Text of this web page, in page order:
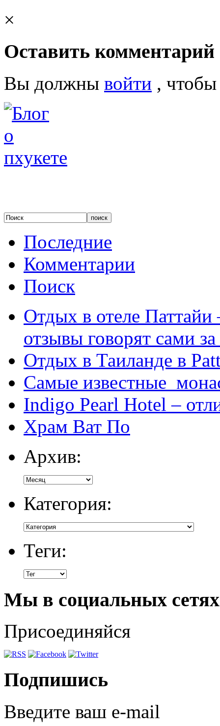
×
Оставить комментарий
Вы должны войти ,
Последние
Комментарии
Поиск
Отдых в отеле
отзывы говорят сами за
Отдых в Таиланде в
Самые известные
Indigo Pearl Hotel –
Храм Ват По
Архив:
Категория:
Теги:
Мы в социальных сетях
Присоединяйся
Подпишись
Введите ваш e-mail